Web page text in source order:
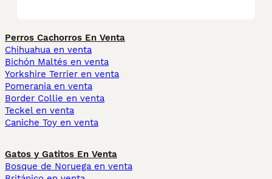
Perros Cachorros En Venta
Chihuahua en venta
Bichón Maltés en venta
Yorkshire Terrier en venta
Pomerania en venta
Border Collie en venta
Teckel en venta
Caniche Toy en venta
Gatos y Gatitos En Venta
Bosque de Noruega en venta